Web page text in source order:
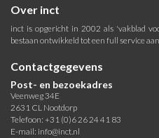
Over inct
inct is opgericht in 2002 als 'vakblad
bestaan ontwikkeld tot een full service
Contactgegevens
Post- en bezoekadres
Veenweg 34E
2631 CL Nootdorp
Telefoon: +31 (0)6 26 24 41 83
E-mail: info@inct.nl